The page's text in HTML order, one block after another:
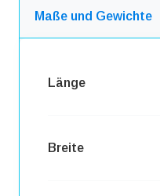
Maße und Gewichte
Länge
Breite